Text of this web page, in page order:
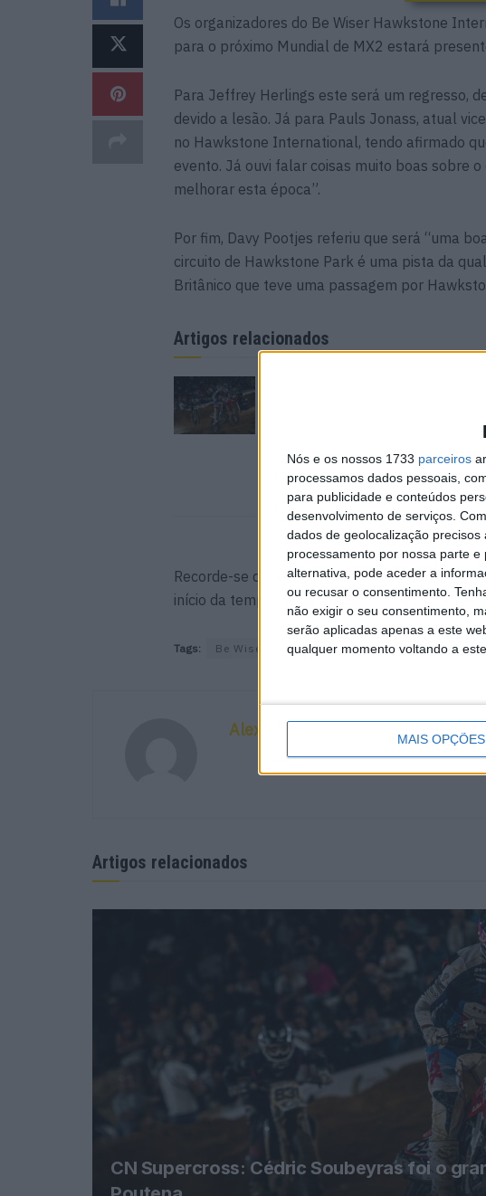
Nós e os nossos 1733 parceiros
processamos dados pessoais,
para publicidade e conteúdos
desenvolvimento de serviços.
dados de geolocalização
processamento por nossa parte
alternativa, pode aceder a
ou recusar o consentimento.
não exigir o seu consentimento,
serão aplicadas apenas a este
qualquer momento voltando a
MAIS OPÇÕES
Os organizadores do Be Wiser Hawkstone
para o próximo Mundial de MX2 estará
Para Jeffrey Herlings este será um regresso,
devido a lesão. Já para Pauls Jonass, atual
no Hawkstone International, tendo afirmado
evento. Já ouvi falar coisas muito boas sobre
melhorar esta época”.
Por fim, Davy Pootjes referiu que será “uma
circuito de Hawkstone Park é uma pista da
Britânico que teve uma passagem por
Artigos relacionados
6 AGOSTO, 2026
Recorde-se que o Be Wiser Hawkstone
início da temporada de motocross para muitos
Tags: Be Wiser Hawkstone International Davy
Alexandre Melo
Artigos relacionados
CN Supercross: Cédric Soubeyras foi o